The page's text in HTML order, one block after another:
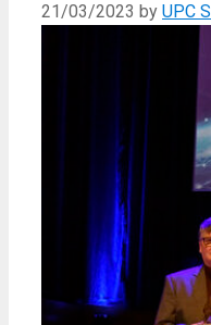
21/03/2023 by UPC